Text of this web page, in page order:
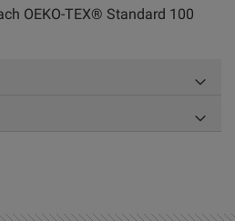
OEKO-TEX® Standard 100